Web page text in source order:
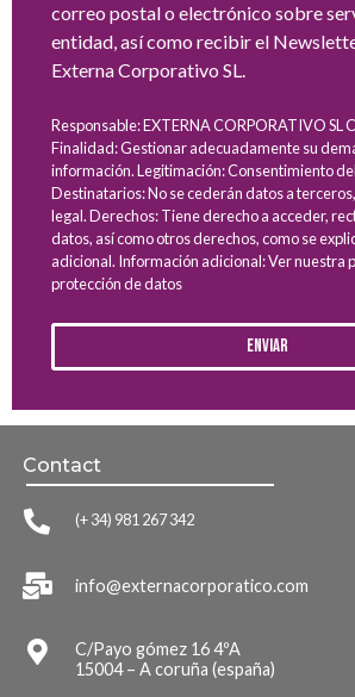
correo postal o electrónico sobre
entidad, así como recibir el
Externa Corporativo SL.
Responsable: EXTERNA CORPORATIVO SL
Finalidad: Gestionar adecuadamente su
información. Legitimación: Consentimiento
Destinatarios: No se cederán datos a
legal. Derechos: Tiene derecho a acceder,
datos, así como otros derechos, como se
adicional. Información adicional: Ver nuestra
protección de datos
Enviar
Contact
(+ 34) 981 267 342
info@externacorporatico.com
C/Payo gómez 16 4ºA
15004 – A coruña (españa)